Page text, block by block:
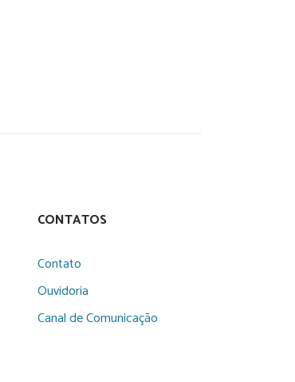
CONTATOS
Contato
Ouvidoria
Canal de Comunicação